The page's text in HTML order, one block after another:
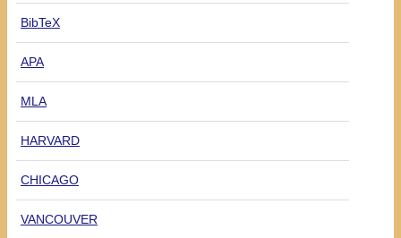
BibTeX
APA
MLA
HARVARD
CHICAGO
VANCOUVER